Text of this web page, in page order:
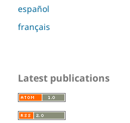
español
français
Latest publications